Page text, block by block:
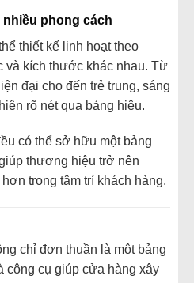
nhiều phong cách
thiết kế linh hoạttheo
và kích thước khác nhau. Từ
đại cho đến trẻ trung, sáng
hiện rõ nétqua bảng hiệu.
có thể sở hữu một bảng
thương hiệu trở nên
hơn trong tâm trí khách hàng.
chỉ đơn thuần là một bảng
công cụ giúp cửa hàng xây